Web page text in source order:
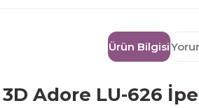
Ürün Bilgisi
Adore LU-626